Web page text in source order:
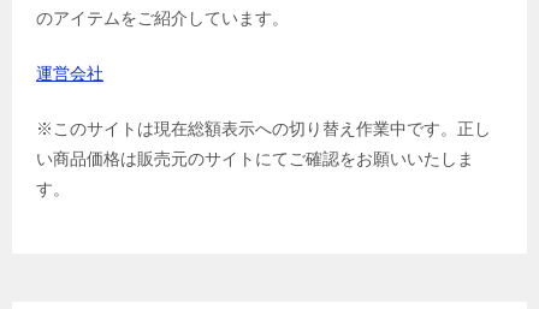
のアイテムをご紹介しています。
運営会社
※このサイトは現在総額表示への切り替え作業中です。正し
い商品価格は販売元のサイトにてご確認をお願いいたしま
す。